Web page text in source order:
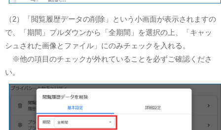
（2）「閲覧履歴データの削除」という小画面が表示されますの
で、「期間」プルダウンから「全期間」を選択の上、「キャッ
シュされた画像とファイル」にのみチェックを入れる。
※他の項目のチェックが外れていることを必ずご確認くださ
い。